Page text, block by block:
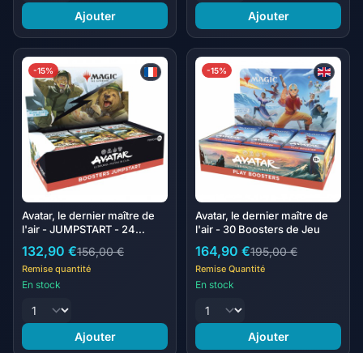
Ajouter Ajouter
-15%
Avatar, le dernier maître de
l'air - JUMPSTART - 24
132,90 €156,00 €
Remise quantité
En stock
Ajouter
-15%
Avatar, le dernier maître de
l'air - 30 Boosters de Jeu
164,90 €195,00 €
Remise Quantité
En stock
Ajouter